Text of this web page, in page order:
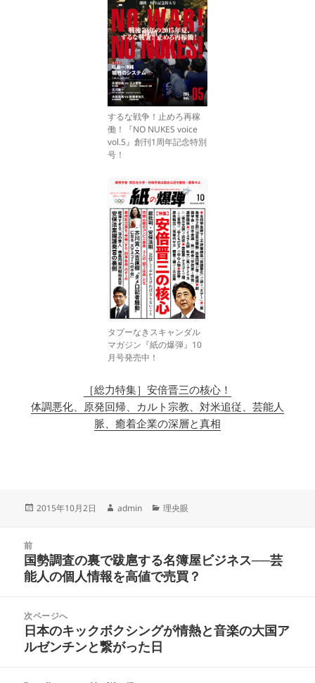
するな戦争！止めろ再稼
働！『NO NUKES voice
vol.5』創刊1周年記念特別
号！
タブーなきスキャンダル
マガジン『紙の爆弾』10
月号発売中！
［総力特集］安倍晋三の核心！
体調悪化、原発回帰、カルト宗教、対米追従、芸能人
脈、癒着企業の深層と真相
投
2015年10月2日
作
admin
カ
ー
理央眼
前
前
の
稿:
国勢調査の裏で跋扈する名簿屋ビジネス──芸
能人の個人情報を高値で売買？
次ページへ
次
の
日本のキックボクシングが情熱と音楽の大国ア
ルゼンチンと繋がった日